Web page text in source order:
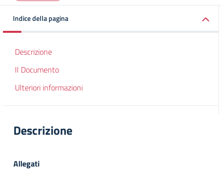
Indice della pagina
Descrizione
Il Documento
Ulteriori informazioni
Descrizione
Allegati